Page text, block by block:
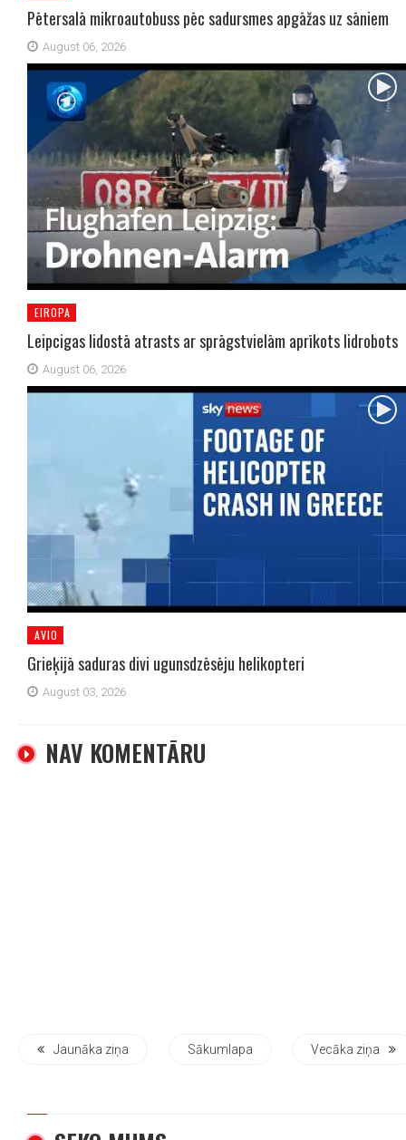
Pētersalā mikroautobuss pēc sadursmes apgāžas uz sāniem
August 06, 2026
EIROPA
Leipcigas lidostā atrasts ar sprāgstvielām aprīkots lidrobots
August 06, 2026
AVIO
Grieķijā saduras divi ugunsdzēsēju helikopteri
August 03, 2026
NAV KOMENTĀRU
Jaunāka ziņa Sākumlapa Vecāka ziņa